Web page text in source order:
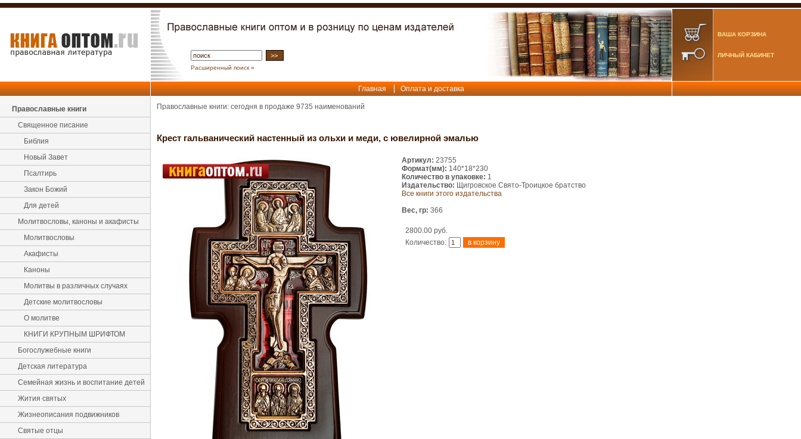
Расширенный поиск »
ВАША КОРЗИНА
ЛИЧНЫЙ КАБИНЕТ
Главная Оплата и доставка
Православные книги
Священное писание
Библия
Новый Завет
Псалтирь
Закон Божий
Для детей
Молитвословы, каноны и акафисты
Молитвословы
Акафисты
Каноны
Молитвы в различных случаях
Детские молитвословы
О молитве
КНИГИ КРУПНЫМ ШРИФТОМ
Богослужебные книги
Детская литература
Семейная жизнь и воспитание детей
Жития святых
Жизнеописания подвижников
Святые отцы
Православные книги: сегодня в продаже 9735 наименований
Крест гальванический настенный из ольхи и меди, с ювелирной эмалью
Артикул: 23755
Формат(мм): 140*18*230
Количество в упаковке: 1
Издательство: Щигровское Свято-Троицкое братство
Все книги этого издательства
Вес, гр: 366
2800.00 руб.
Количество: